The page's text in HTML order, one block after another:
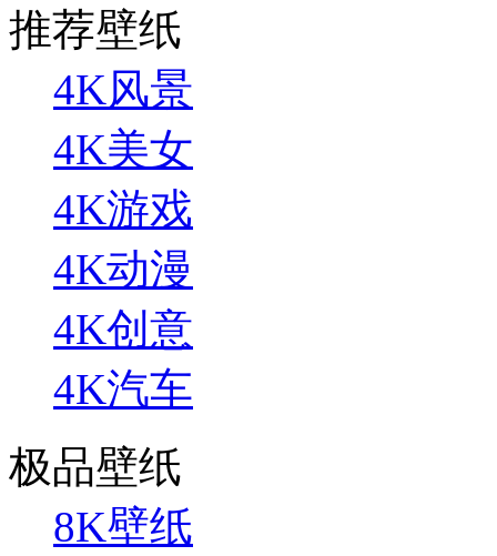
推荐壁纸
4K风景
4K美女
4K游戏
4K动漫
4K创意
4K汽车
极品壁纸
8K壁纸